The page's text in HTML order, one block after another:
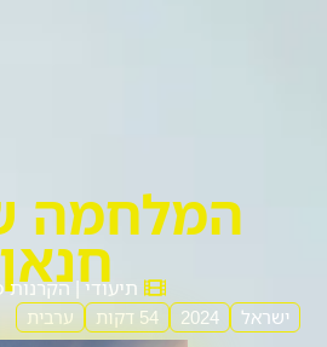
המלחמה
חנאן
תיעודי | הקרנות
ישראל 2024 54 דקות ערבית